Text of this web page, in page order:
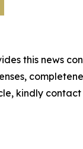
this news
kindly